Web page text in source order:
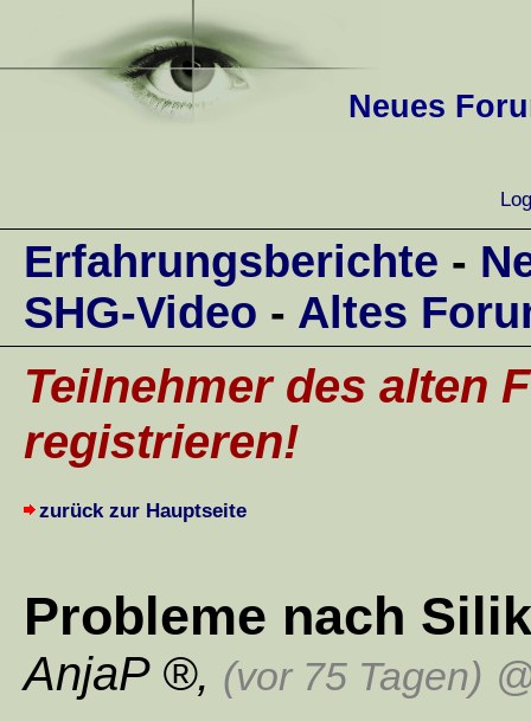
Neues
Erfahrungsberichte -
SHG-Video - Altes
Teilnehmer des alten
registrieren!
zurück zur Hauptseite
Probleme nach
AnjaP , (vor 75 Tagen)